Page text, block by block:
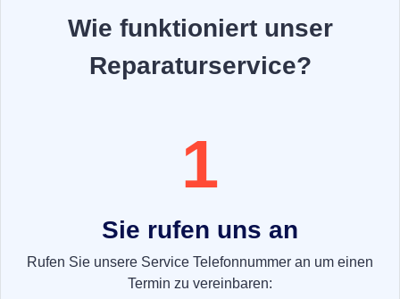
Wie funktioniert unser
Reparaturservice?
1
Sie rufen uns an
Rufen Sie unsere Service Telefonnummer an um einen
Termin zu vereinbaren: